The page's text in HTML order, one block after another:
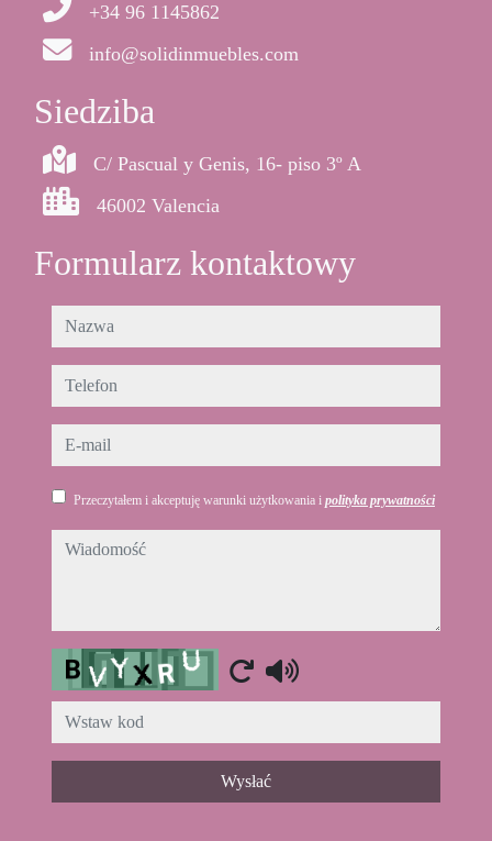
+34 96 1145862
info@solidinmuebles.com
Siedziba
C/ Pascual y Genis, 16- piso 3º A
46002 Valencia
Formularz kontaktowy
nazwa
telefon
e-mail
Przeczytałem i akceptuję warunki użytkowania i polityka prywatności
wiadomość
Captcha
Wysłać